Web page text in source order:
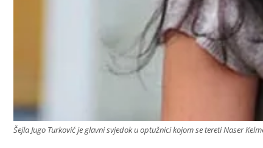
Šejla Jugo Turković je glavni svjedok u optužnici kojom se tereti Naser